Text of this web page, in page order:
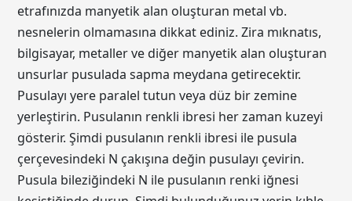
etrafınızda manyetik alan oluşturan metal vb.
nesnelerin olmamasına dikkat ediniz. Zira mıknatıs,
bilgisayar, metaller ve diğer manyetik alan oluşturan
unsurlar pusulada sapma meydana getirecektir.
Pusulayı yere paralel tutun veya düz bir zemine
yerleştirin. Pusulanın renkli ibresi her zaman kuzeyi
gösterir. Şimdi pusulanın renkli ibresi ile pusula
çerçevesindeki N çakışına değin pusulayı çevirin.
Pusula bileziğindeki N ile pusulanın renki iğnesi